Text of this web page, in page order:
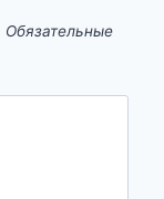
Обязательные